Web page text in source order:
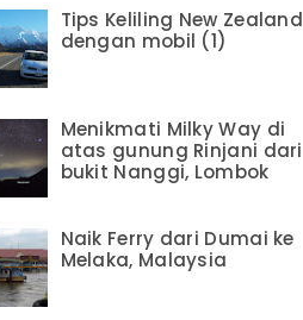
Tips Keliling New Zealand
dengan mobil (1)
Menikmati Milky Way di
atas gunung Rinjani dari
bukit Nanggi, Lombok
Naik Ferry dari Dumai ke
Melaka, Malaysia